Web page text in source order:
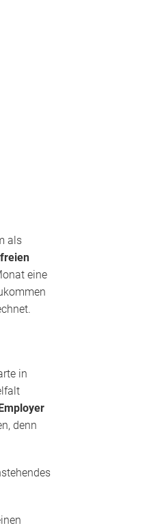
als
eine
in
denn